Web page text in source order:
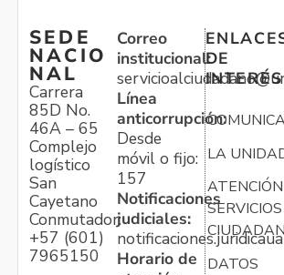
SEDE
NACIO
NAL
Carrera
85D No.
46A – 65
Complejo
logístico
San
Cayetano
Conmutador:
+57 (601)
7965150
Correo
institucional:
Línea
anticorrupción:
Desde
móvil o fijo:
157
Notificaciones
judiciales:
Horario de
DE
INTERÉS
LA
ATENCIÓN
SERVICIOS
DATOS